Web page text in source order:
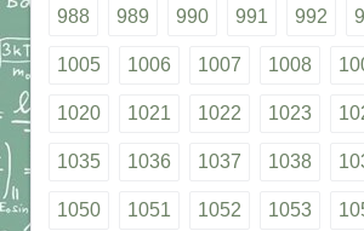
988 989 990 991 992
1005 1006 1007 1008
1020 1021 1022 1023
1035 1036 1037 1038
1050 1051 1052 1053